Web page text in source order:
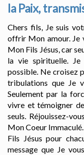
la Paix,
Chers fils, Je suis
offrir Mon amour. Je
Mon Fils Jésus, car
la vie spirituelle.
possible. Ne croisez
tribulations que Je
Seulement par la
vivre et témoigner
seuls. Réjouissez-
Mon Coeur
Fils Jésus pour
message que Je